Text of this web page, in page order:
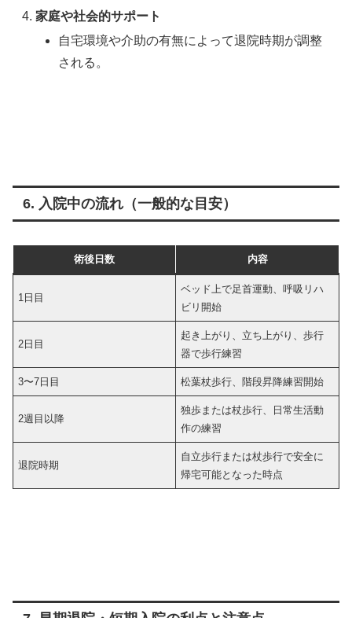
家庭や社会的サポート
自宅環境や介助の有無によって退院時期が調整
される。
6. 入院中の流れ（一般的な目安）
術後日数 内容
1日目
ベッド上で足首運動、呼吸リハ
ビリ開始
2日目
起き上がり、立ち上がり、歩行
器で歩行練習
3〜7日目 松葉杖歩行、階段昇降練習開始
2週目以降
独歩または杖歩行、日常生活動
作の練習
退院時期
自立歩行または杖歩行で安全に
帰宅可能となった時点